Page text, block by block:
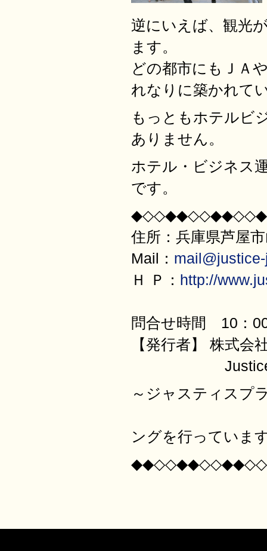
逆にいえば、観光
ます。
どの都市にもＪＡ
れなりに築かれて
もっともホテルビ
ありません。
ホテル・ビジネス
です。
住所：兵庫県芦屋
Mail：
Ｈ Ｐ： http://
問合せ時間 10：
【発行者】 株式会
～ジャスティスプ
ングを行っていま